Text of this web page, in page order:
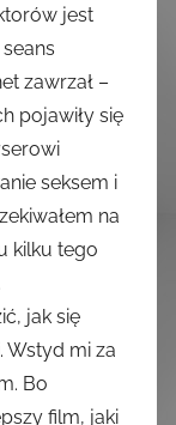
jest
zawrzał –
pojawiły się
seksem i
na
kilku tego
jak się
Wstyd mi za
Bo
film, jaki